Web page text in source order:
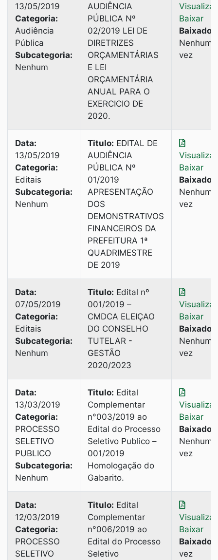
13/05/2019
Categoria:
Audiência
Pública
Subcategoria:
Nenhum
AUDIÊNCIA
PÚBLICA Nº
02/2019 LEI DE
DIRETRIZES
ORÇAMENTÁRIAS
E LEI
ORÇAMENTÁRIA
ANUAL PARA O
EXERCICIO DE
2020.
Baixar
Baixado:
Nenhuma
vez
Data:
13/05/2019
Categoria:
Editais
Subcategoria:
Nenhum
Titulo: EDITAL DE
AUDIÊNCIA
PÚBLICA Nº
01/2019
APRESENTAÇÃO
DOS
DEMONSTRATIVOS
FINANCEIROS DA
PREFEITURA 1ª
QUADRIMESTRE
DE 2019
Baixar
Baixado:
Nenhuma
vez
Data:
07/05/2019
Categoria:
Editais
Subcategoria:
Nenhum
Titulo: Edital nº
001/2019 –
CMDCA ELEIÇAO
DO CONSELHO
TUTELAR -
GESTÃO
2020/2023
Baixar
Baixado:
Nenhuma
vez
Data:
13/03/2019
Categoria:
PROCESSO
SELETIVO
PUBLICO
Subcategoria:
Nenhum
Titulo: Edital
Complementar
n°003/2019 ao
Edital do Processo
Seletivo Publico –
001/2019
Homologação do
Gabarito.
Baixar
Baixado:
Nenhuma
vez
Data:
12/03/2019
Categoria:
PROCESSO
SELETIVO
Titulo: Edital
Complementar
n°006/2019 ao
Edital do Processo
Seletivo
Baixar
Baixado:
vez